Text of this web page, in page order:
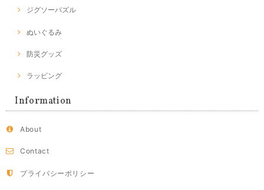
ジグソーパズル
ぬいぐるみ
防災グッズ
ラッピング
Information
About
Contact
プライバシーポリシー